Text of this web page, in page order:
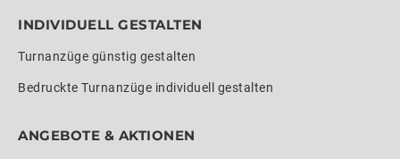
INDIVIDUELL GESTALTEN
Turnanzüge günstig gestalten
Bedruckte Turnanzüge individuell gestalten
ANGEBOTE & AKTIONEN